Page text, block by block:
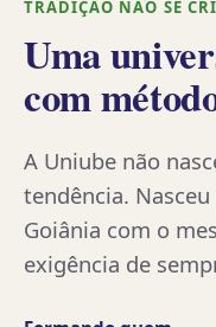
TRADIÇÃO NÃO SE
Uma
com
A Uniube não
tendência.
Goiânia com o
exigência de